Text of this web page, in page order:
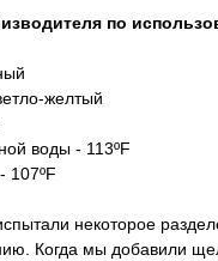
по
желтый
воды - 113ºF
107ºF
некоторое
Когда мы добавили